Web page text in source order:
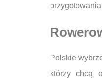
Polskie
którzy chcą